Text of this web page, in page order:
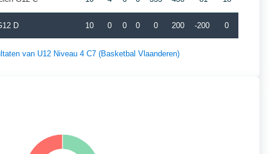
D 10 0 0 0 0 200 -200 0
van U12 Niveau 4 C7 (Basketbal Vlaanderen)